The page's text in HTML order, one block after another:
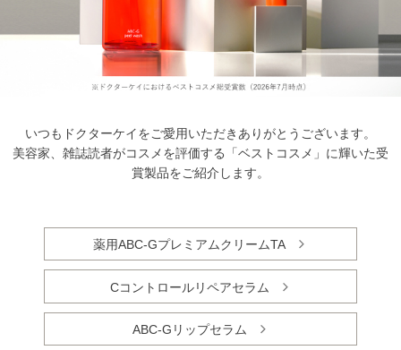
いつもドクターケイをご愛用いただきありがとうございます。
美容家、雑誌読者がコスメを評価する「ベストコスメ」に輝いた受
賞製品をご紹介します。
薬用ABC-GプレミアムクリームTA
Cコントロールリペアセラム
ABC-Gリップセラム